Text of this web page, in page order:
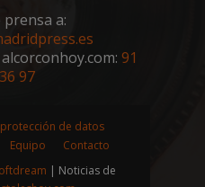
a:
91
97
de datos
Equipo
Contacto
| Noticias de
CookieScript